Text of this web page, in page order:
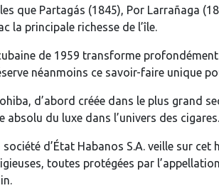
que Partagás (1845), Por Larrañaga
la principale richesse de l’île.
de 1959 transforme
néanmoins ce savoir-faire unique
d’abord créée dans le plus grand
absolu du luxe dans l’univers des cigares.
société d’État Habanos S.A. veille sur
toutes protégées par